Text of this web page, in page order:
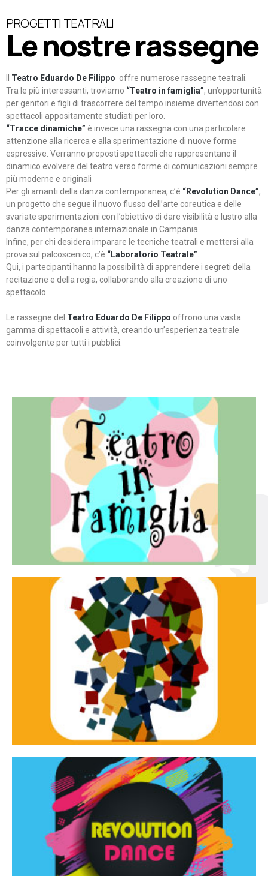
PROGETTI TEATRALI
Le nostre rassegne
Teatro Eduardo De Filippo offre numerose rassegne teatrali.
Tra le più interessanti, troviamo “Teatro in famiglia”, un’opportunità
per genitori e figli di trascorrere del tempo insieme divertendosi con
spettacoli appositamente studiati per loro.
“Tracce dinamiche” è invece una rassegna con una particolare
attenzione alla ricerca e alla sperimentazione di nuove forme
espressive. Verranno proposti spettacoli che rappresentano il
dinamico evolvere del teatro verso forme di comunicazioni sempre
più moderne e originali
Per gli amanti della danza contemporanea, c’è “Revolution Dance”,
un progetto che segue il nuovo flusso dell’arte coreutica e delle
svariate sperimentazioni con l’obiettivo di dare visibilità e lustro alla
danza contemporanea internazionale in Campania.
Infine, per chi desidera imparare le tecniche teatrali e mettersi alla
prova sul palcoscenico, c’è “Laboratorio Teatrale”
Qui, i partecipanti hanno la possibilità di apprendere i segreti della
recitazione e della regia, collaborando alla creazione di uno
spettacolo.
Le rassegne del Teatro Eduardo De Filippo offrono una vasta
gamma di spettacoli e attività, creando un’esperienza teatrale
coinvolgente per tutti i pubblici.
Teatro in famiglia
Teatro In Famiglia è una rassegna di teatro concepita
per far condividere e godere del teatro all’intera
famiglia.
Continua
Tracce dinamiche
Tracce Dinamiche è una rassegna di teatro
d’innovazione e sperimentale.
Continua
Revolution Dance
Rassegna di danza contemporanea – I Edizione